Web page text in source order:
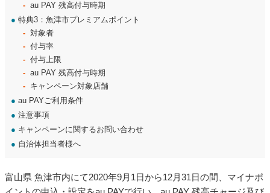
au PAY 残高付与時期
● 特典3：魚津市プレミアムポイント
対象者
付与率
付与上限
au PAY 残高付与時期
キャンペーン対象店舗
● au PAYご利用条件
● 注意事項
● キャンペーンに関するお問い合わせ
● 自治体担当者様へ
富山県 魚津市内にて2020年9月1日から12月31日の間、マイナポ